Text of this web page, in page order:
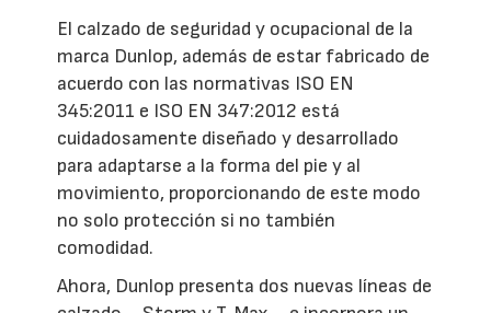
El calzado de seguridad y ocupacional de la
marca Dunlop, además de estar fabricado de
acuerdo con las normativas ISO EN
345:2011 e ISO EN 347:2012 está
cuidadosamente diseñado y desarrollado
para adaptarse a la forma del pie y al
movimiento, proporcionando de este modo
no solo protección si no también
comodidad.
Ahora, Dunlop presenta dos nuevas líneas de